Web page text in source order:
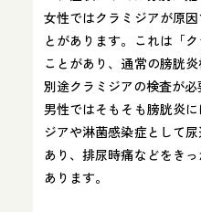
女性ではクラミジアが原
とがあります。これは「
ことがあり、通常の膀胱
別途クラミジアの検査が必
男性ではそもそも膀胱炎
ジアや淋菌感染症として
あり、排尿時痛などをき
あります。